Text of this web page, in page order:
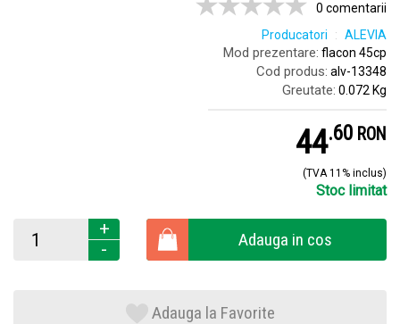
0 comentarii
Producatori
ALEVIA
Mod prezentare: flacon 45cp
Cod produs: alv-13348
Greutate: 0.072 Kg
44.6 RON
(TVA 11% inclus)
Stoc limitat
+
-
Adauga in cos
Adauga la Favorite